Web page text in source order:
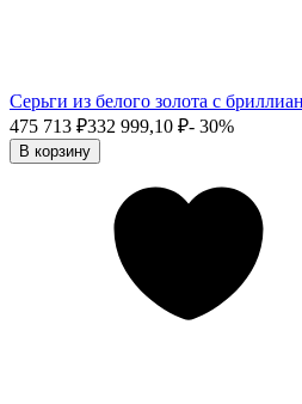
Серьги из белого золота с
475 713 ₽332 999,10 ₽- 30%
В корзину